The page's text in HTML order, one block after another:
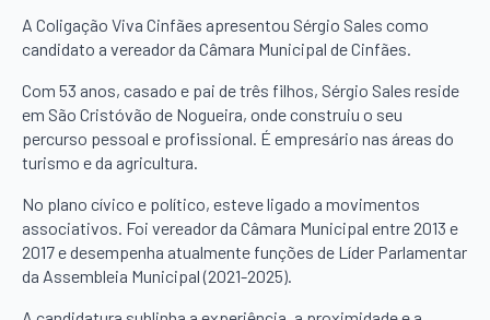
A Coligação Viva Cinfães apresentou Sérgio Sales como
candidato a vereador da Câmara Municipal de Cinfães.
Com 53 anos, casado e pai de três filhos, Sérgio Sales reside
em São Cristóvão de Nogueira, onde construiu o seu
percurso pessoal e profissional. É empresário nas áreas do
turismo e da agricultura.
No plano cívico e político, esteve ligado a movimentos
associativos. Foi vereador da Câmara Municipal entre 2013 e
2017 e desempenha atualmente funções de Líder Parlamentar
da Assembleia Municipal (2021-2025).